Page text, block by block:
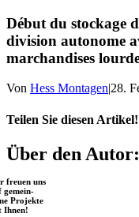
Début du stockage
division autonome
marchandises
Von Hess Montagen|28.
Teilen Sie diesen Artikel!
Facebook
X
Reddit
LinkedIn
WhatsApp
Telegram
Tumblr
Pinterest
Vk
Xing
E-
Mail
Über den Autor:
freuen uns
gemein-
Projekte
Ihnen!